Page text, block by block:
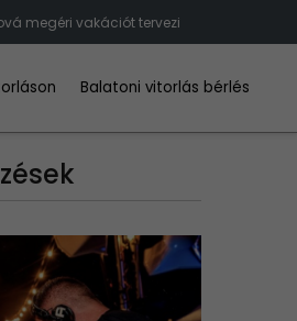
megéri vakációt tervezi
Balatoni vitorlás bérlés